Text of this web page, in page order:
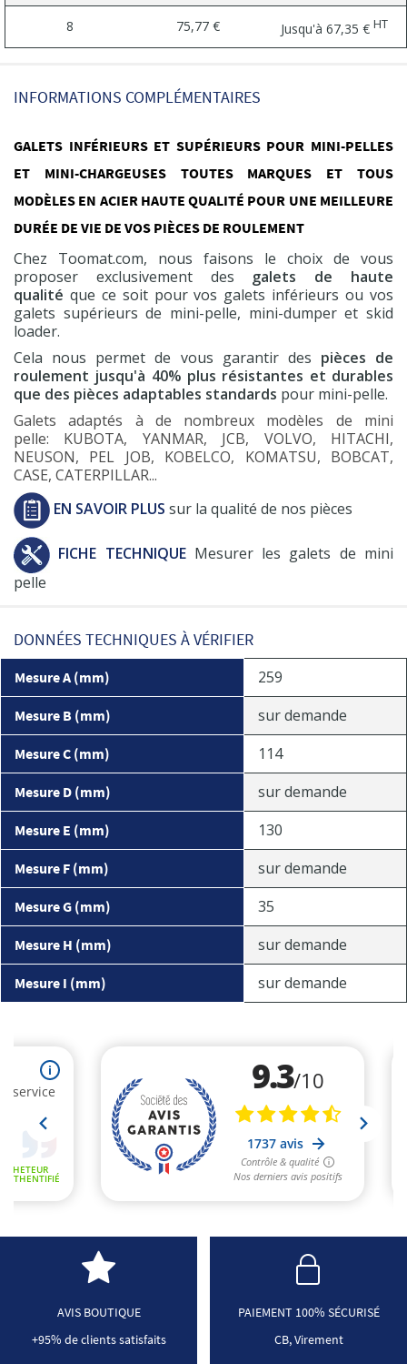
8 75,77 € Jusqu'à 67,35 € HT
INFORMATIONS COMPLÉMENTAIRES
GALETS INFÉRIEURS ET SUPÉRIEURS POUR MINI-PELLES
ET MINI-CHARGEUSES TOUTES MARQUES ET TOUS
MODÈLES EN ACIER HAUTE QUALITÉ POUR UNE MEILLEURE
DURÉE DE VIE DE VOS PIÈCES DE ROULEMENT
Chez Toomat.com, nous faisons le choix de vous
proposer exclusivement des galets de haute
qualité que ce soit pour vos galets inférieurs ou vos
galets supérieurs de mini-pelle, mini-dumper et skid
loader.
Cela nous permet de vous garantir des pièces de
roulement jusqu'à 40% plus résistantes et durables
que des pièces adaptables standards pour mini-pelle.
Galets adaptés à de nombreux modèles de mini
pelle: KUBOTA, YANMAR, JCB, VOLVO, HITACHI,
NEUSON, PEL JOB, KOBELCO, KOMATSU, BOBCAT,
CASE, CATERPILLAR...
EN SAVOIR PLUS sur la qualité de nos pièces
FICHE TECHNIQUE Mesurer les galets de mini
pelle
DONNÉES TECHNIQUES À VÉRIFIER
Mesure A (mm) 259
Mesure B (mm) sur demande
Mesure C (mm) 114
Mesure D (mm) sur demande
Mesure E (mm) 130
Mesure F (mm) sur demande
Mesure G (mm) 35
Mesure H (mm) sur demande
Mesure I (mm) sur demande
AVIS BOUTIQUE
+95% de clients satisfaits
PAIEMENT 100% SÉCURISÉ
CB, Virement